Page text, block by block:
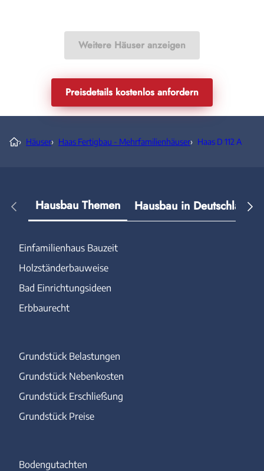
Weitere Häuser anzeigen
Preisdetails kostenlos anfordern
› Häuser› Haas Fertigbau - Mehrfamilienhäuser› Haas D 112 A
Hausbau Themen Hausbau in Deutschland
Einfamilienhaus Bauzeit
Holzständerbauweise
Bad Einrichtungsideen
Erbbaurecht
Grundstück Belastungen
Grundstück Nebenkosten
Grundstück Erschließung
Grundstück Preise
Bodengutachten